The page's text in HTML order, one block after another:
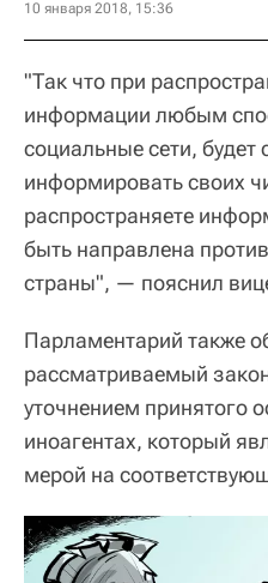
10 января 2018, 15:36
"Так что при
информации любым
социальные сети, будет
информировать своих
распространяете
быть направлена
страны", — пояснил
Парламентарий также
рассматриваемый
уточнением принятого
иноагентах, который
мерой на